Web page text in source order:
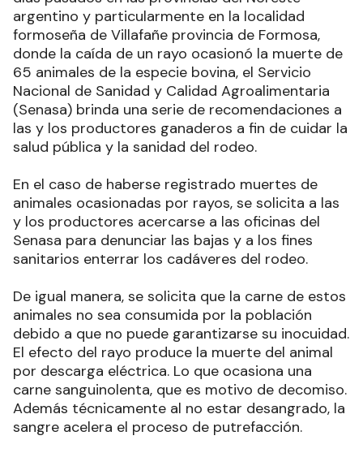
argentino y particularmente en la localidad
formoseña de Villafañe provincia de Formosa,
donde la caída de un rayo ocasionó la muerte de
65 animales de la especie bovina, el Servicio
Nacional de Sanidad y Calidad Agroalimentaria
(Senasa) brinda una serie de recomendaciones a
las y los productores ganaderos a fin de cuidar la
salud pública y la sanidad del rodeo.
En el caso de haberse registrado muertes de
animales ocasionadas por rayos, se solicita a las
y los productores acercarse a las oficinas del
Senasa para denunciar las bajas y a los fines
sanitarios enterrar los cadáveres del rodeo.
De igual manera, se solicita que la carne de estos
animales no sea consumida por la población
debido a que no puede garantizarse su inocuidad.
El efecto del rayo produce la muerte del animal
por descarga eléctrica. Lo que ocasiona una
carne sanguinolenta, que es motivo de decomiso.
Además técnicamente al no estar desangrado, la
sangre acelera el proceso de putrefacción.